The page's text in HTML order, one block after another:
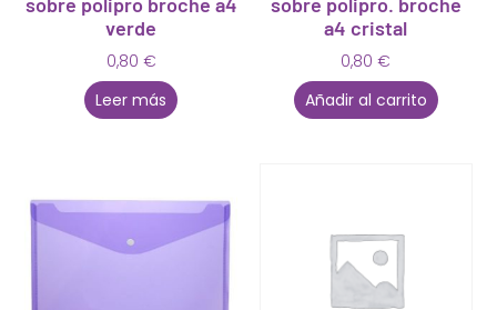
verde
0,80 €
Leer más
a4 cristal
0,80€
Añadir al carrito